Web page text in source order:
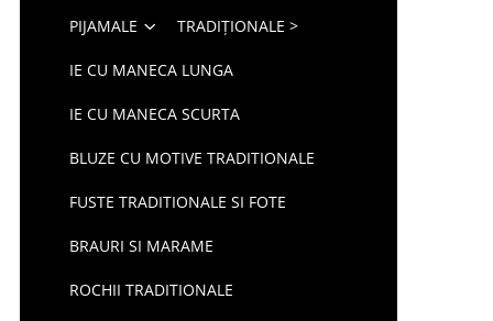
PIJAMALE TRADIȚIONALE >
IE CU MANECA LUNGA
IE CU MANECA SCURTA
BLUZE CU MOTIVE TRADITIONALE
FUSTE TRADITIONALE SI FOTE
BRAURI SI MARAME
ROCHII TRADITIONALE